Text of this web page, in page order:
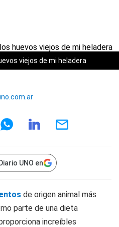
viejos de mi heladera
UNO en
de origen animal más
parte de una dieta
increíbles